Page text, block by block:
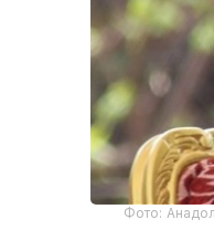
Фото: